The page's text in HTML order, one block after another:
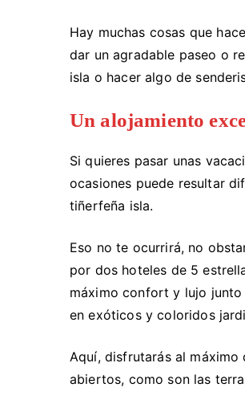
Hay muchas cosas que
dar un agradable paseo o
isla o hacer algo de
Un alojamiento
Si quieres pasar unas
ocasiones puede resultar
tiñerfeña isla.
Eso no te ocurrirá, no
por dos hoteles de 5
máximo confort y lujo junto
en exóticos y coloridos
Aquí, disfrutarás al máximo
abiertos, como son las